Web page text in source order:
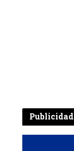
Publicidad